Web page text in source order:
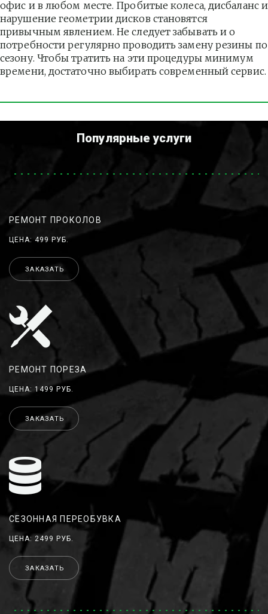
офис и в любом месте. Пробитые колеса, дисбаланс и
нарушение геометрии дисков становятся
привычным явлением. Не следует забывать и о
потребности регулярно проводить замену резины по
сезону. Чтобы тратить на эти процедуры минимум
времени, достаточно выбирать современный сервис.
Популярные услуги
РЕМОНТ ПРОКОЛОВ
ЦЕНА: 499 РУБ.
ЗАКАЗАТЬ
РЕМОНТ ПОРЕЗА
ЦЕНА: 1499 РУБ.
ЗАКАЗАТЬ
СЕЗОННАЯ ПЕРЕОБУВКА
ЦЕНА: 2499 РУБ.
ЗАКАЗАТЬ